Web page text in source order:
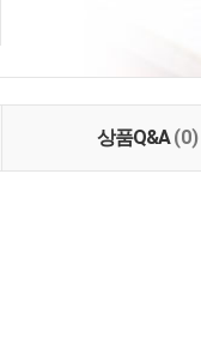
상품Q&A(0)